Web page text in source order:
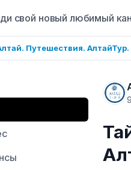
свой новый любимый
Путешествия. АлтайТур.